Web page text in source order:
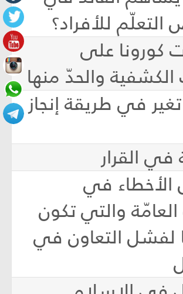
للأفراد؟
كورونا على
والحدّ منها
في طريقة إنجاز
في القرار
في
والتي تكون
لفشل التعاون في